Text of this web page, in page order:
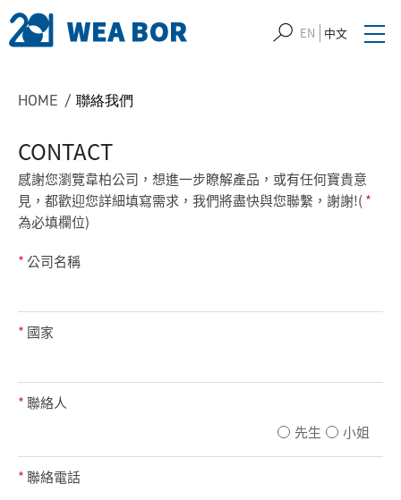
EN 中文
HOME 聯絡我們
CONTACT
感謝您瀏覽韋柏公司，想進一步瞭解產品，或有任何寶貴意
見，都歡迎您詳細填寫需求，我們將盡快與您聯繫，謝謝!(*
為必填欄位)
* 公司名稱
* 國家
*聯絡人
先生
小姐
*聯絡電話